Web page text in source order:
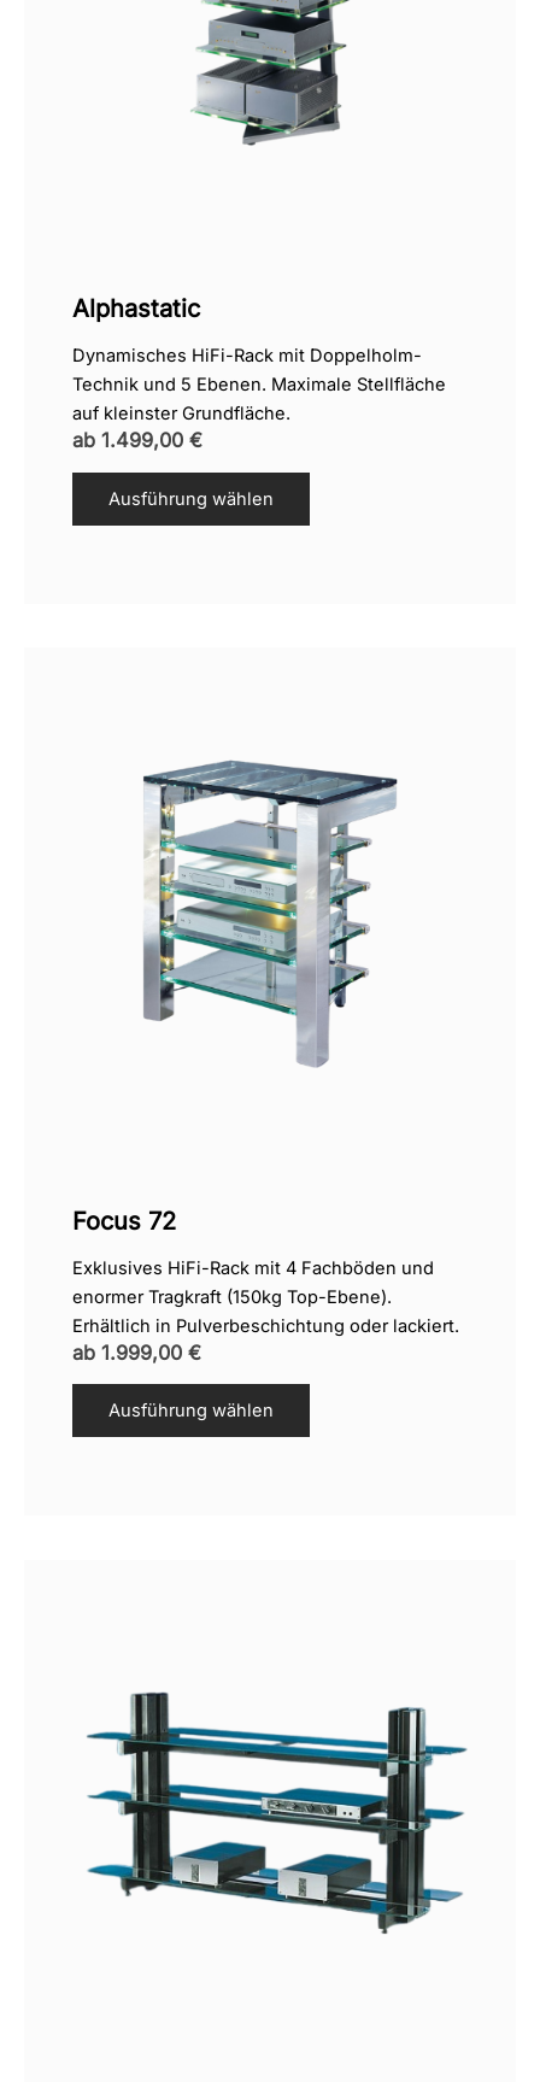
Alphastatic
Dynamisches HiFi-Rack mit Doppelholm-
Technik und 5 Ebenen. Maximale Stellfläche
auf kleinster Grundfläche.
ab 1.499,00 €
Ausführung wählen
Focus 72
Exklusives HiFi-Rack mit 4 Fachböden und
enormer Tragkraft (150kg Top-Ebene).
Erhältlich in Pulverbeschichtung oder lackiert.
ab 1.999,00 €
Ausführung wählen